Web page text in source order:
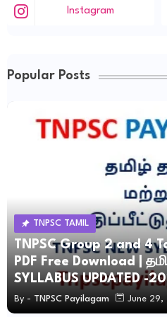
Instagram
Popular Posts
TNPSC TAMIL
TNPSC Group 2 and 4
PDF Free Download |
SYLLABUS UPDATED -
By - TNPSC Payilagam June 29,